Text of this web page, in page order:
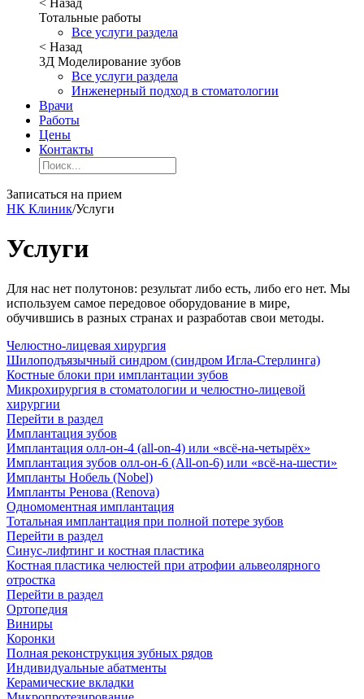
< Назад
Тотальные работы
Все услуги раздела
< Назад
3Д Моделирование зубов
Все услуги раздела
Инженерный подход в стоматологии
Врачи
Работы
Цены
Контакты
Записаться на прием
НК Клиник/Услуги
Услуги
Для нас нет полутонов: результат либо есть, либо его нет. Мы
используем самое передовое оборудование в мире,
обучившись в разных странах и разработав свои методы.
Челюстно-лицевая хирургия
Шилоподъязычный синдром (синдром Игла-Стерлинга)
Костные блоки при имплантации зубов
Микрохирургия в стоматологии и челюстно-лицевой
хирургии
Перейти в раздел
Имплантация зубов
Имплантация олл-он-4 (all-on-4) или «всё-на-четырёх»
Имплантация зубов олл-он-6 (All-on-6) или «всё-на-шести»
Импланты Нобель (Nobel)
Импланты Ренова (Renova)
Одномоментная имплантация
Тотальная имплантация при полной потере зубов
Перейти в раздел
Синус-лифтинг и костная пластика
Костная пластика челюстей при атрофии альвеолярного
отростка
Перейти в раздел
Ортопедия
Виниры
Коронки
Полная реконструкция зубных рядов
Индивидуальные абатменты
Керамические вкладки